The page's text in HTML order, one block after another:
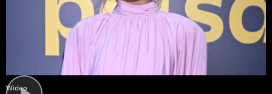
Wideo